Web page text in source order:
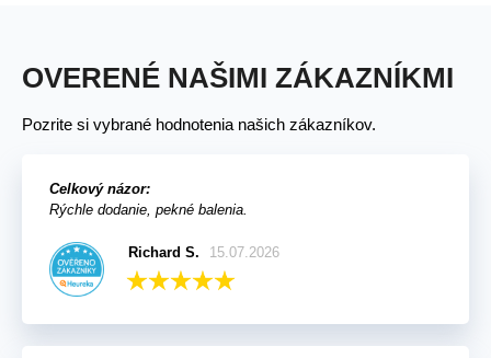
OVERENÉ NAŠIMI ZÁKAZNÍKMI
Pozrite si vybrané hodnotenia našich zákazníkov.
Celkový názor:
Rýchle dodanie, pekné balenia.
Richard S. 15.07.2026